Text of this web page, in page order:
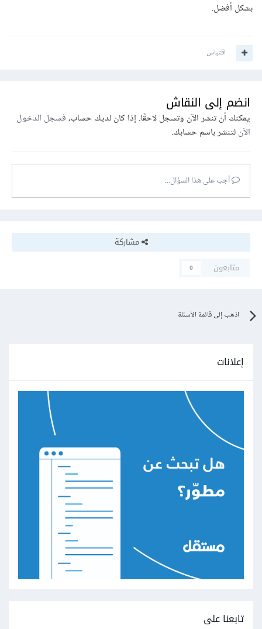
بشكل أفضل.
اقتباس
انضم إلى النقاش
يمكنك أن تنشر الآن وتسجل لاحقًا. إذا كان لديك حساب،فسجل الدخول
الآنلتنشر باسم حسابك.
أجب على هذا السؤال...
مشاركة
متابعون
0
اذهب إلى قائمة الأسئلة
إعلانات
تابعنا على